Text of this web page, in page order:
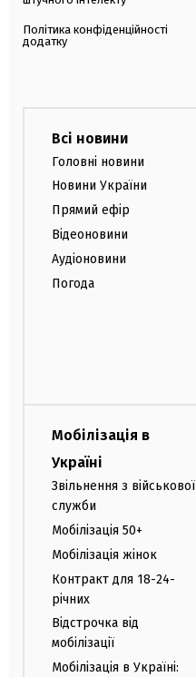
Політика конфіденційності
додатку
Всі новини
Головні новини
Новини України
Прямий ефір
Відеоновини
Аудіоновини
Погода
Мобілізація в
Україні
Звільнення з військової
служби
Мобілізація 50+
Мобілізація жінок
Контракт для 18-24-
річних
Відстрочка від
мобілізації
Мобілізація в Україні: